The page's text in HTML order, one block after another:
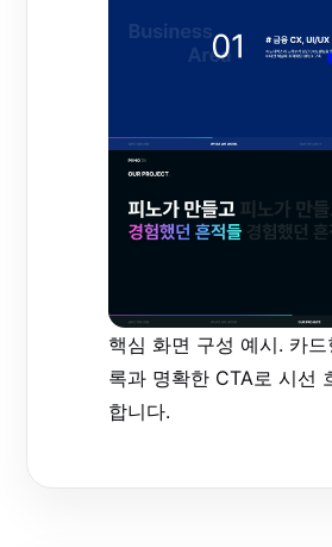
핵심 화면 구성 예시. 카
록과 명확한 CTA로 시선
합니다.